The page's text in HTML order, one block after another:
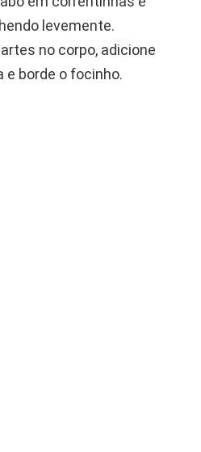
levemente.
no corpo, adicione
e borde o focinho.